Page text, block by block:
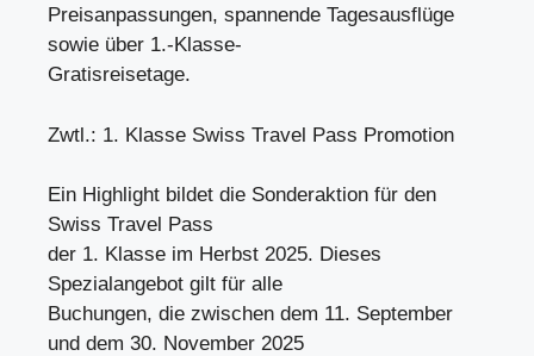
Preisanpassungen, spannende Tagesausflüge
sowie über 1.-Klasse-
Gratisreisetage.
Zwtl.: 1. Klasse Swiss Travel Pass Promotion
Ein Highlight bildet die Sonderaktion für den
Swiss Travel Pass
der 1. Klasse im Herbst 2025. Dieses
Spezialangebot gilt für alle
Buchungen, die zwischen dem 11. September
und dem 30. November 2025